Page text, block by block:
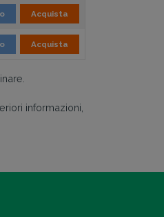
Acquista
Acquista
informazioni,